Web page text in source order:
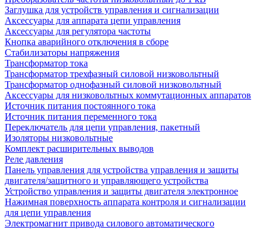
Заглушка для устройств управления и сигнализации
Аксессуары для аппарата цепи управления
Аксессуары для регулятора частоты
Кнопка аварийного отключения в сборе
Стабилизаторы напряжения
Трансформатор тока
Трансформатор трехфазный силовой низковольтный
Трансформатор однофазный силовой низковольтный
Аксессуары для низковольтных коммутационных аппаратов
Источник питания постоянного тока
Источник питания переменного тока
Переключатель для цепи управления, пакетный
Изоляторы низковольтные
Комплект расширительных выводов
Реле давления
Панель управления для устройства управления и защиты
двигателя/защитного и управляющего устройства
Устройство управления и защиты двигателя электронное
Нажимная поверхность аппарата контроля и сигнализации
для цепи управления
Электромагнит привода силового автоматического